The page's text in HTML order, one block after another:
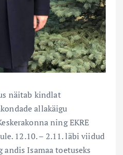
näitab kindlat
allakäigu
ning EKRE
12.10. – 2.11. läbi viidud
Isamaa toetuseks